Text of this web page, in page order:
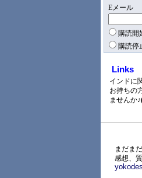
Eメール
購読開
購読停
Links
インドに
お持ちの
ませんか♪
まだま
感想、